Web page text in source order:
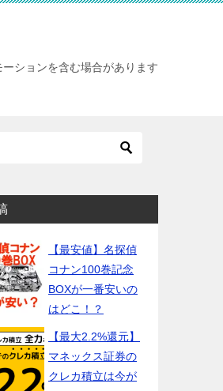
ションを含む場合があります
【最安値】名探偵
コナン100巻記念
BOXが一番安いの
はどこ！？
【最大2.2%還元】
マネックス証券の
クレカ積立は今が